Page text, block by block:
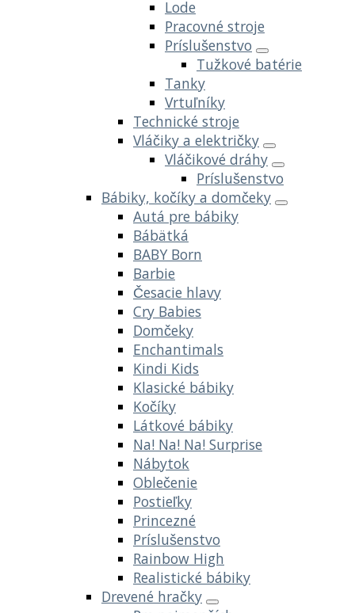
Lode
Pracovné stroje
Príslušenstvo
Tužkové batérie
Tanky
Vrtuľníky
Technické stroje
Vláčiky a električky
Vláčikové dráhy
Príslušenstvo
Bábiky, kočíky a domčeky
Autá pre bábiky
Bábätká
BABY Born
Barbie
Česacie hlavy
Cry Babies
Domčeky
Enchantimals
Kindi Kids
Klasické bábiky
Kočíky
Látkové bábiky
Na! Na! Na! Surprise
Nábytok
Oblečenie
Postieľky
Princezné
Príslušenstvo
Rainbow High
Realistické bábiky
Drevené hračky